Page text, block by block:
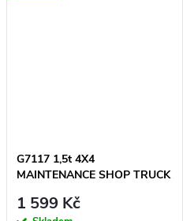
G7117 1,5t 4X4
MAINTENANCE SHOP TRUCK
1 599 Kč